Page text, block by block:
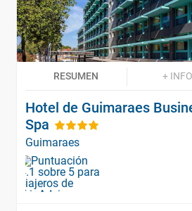
RESUMEN + INFO
Hotel de Guimaraes
Spa
Guimaraes